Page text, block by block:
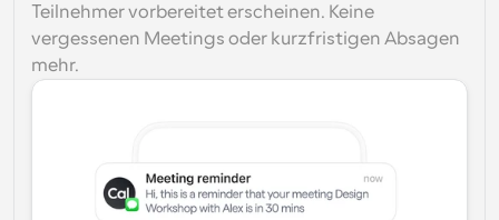
Teilnehmer vorbereitet erscheinen. Keine
vergessenen Meetings oder kurzfristigen Absagen
mehr.